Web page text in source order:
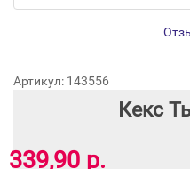
Артикул: 143556
Кекс
339,90 р.